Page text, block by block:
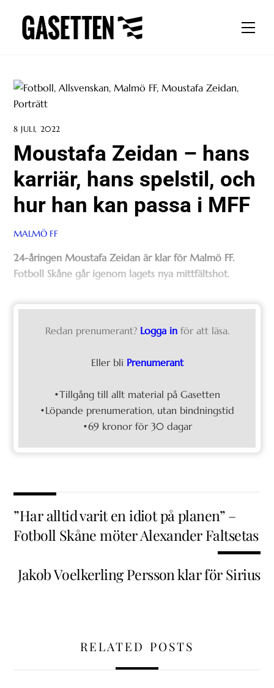
content
8 JULI, 2022
Moustafa Zeidan – hans
karriär, hans spelstil, och
hur han kan passa i MFF
MALMÖ FF
24-åringen Moustafa Zeidan är klar för Malmö FF.
Fotboll Skåne går igenom lagets nya mittfältshot.
Redan prenumerant? Logga in för att läsa.
Eller bli Prenumerant
•Tillgång till allt material på Gasetten
•Löpande prenumeration, utan bindningstid
•69 kronor för 30 dagar
”Har alltid varit en idiot på planen” –
Fotboll Skåne möter Alexander Faltsetas
Jakob Voelkerling Persson klar för Sirius
RELATED POSTS